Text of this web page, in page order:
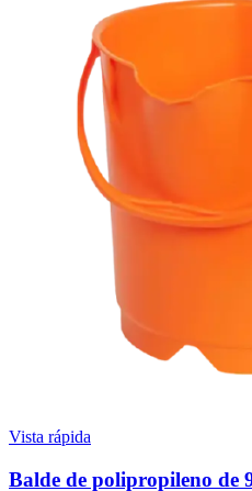
Vista rápida
Balde de polipropileno de